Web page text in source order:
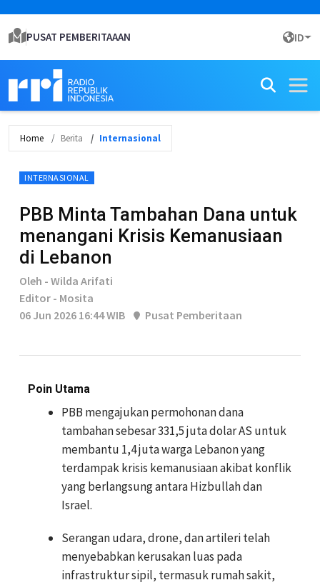
PUSAT PEMBERITAAAN ID
Home Berita Internasional
INTERNASIONAL
PBB Minta Tambahan Dana untuk
menangani Krisis Kemanusiaan
di Lebanon
Oleh - Wilda Arifati
Editor - Mosita
06 Jun 2026 16:44 WIB
Pusat Pemberitaan
Poin Utama
PBB mengajukan permohonan dana
tambahan sebesar 331,5 juta dolar AS untuk
membantu 1,4 juta warga Lebanon yang
terdampak krisis kemanusiaan akibat konflik
yang berlangsung antara Hizbullah dan
Israel.
Serangan udara, drone, dan artileri telah
menyebabkan kerusakan luas pada
infrastruktur sipil, termasuk rumah sakit,